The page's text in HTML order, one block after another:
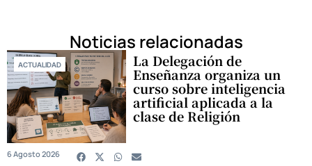
Noticias relacionadas
ACTUALIDAD La Delegación de
Enseñanza organiza un
curso sobre inteligencia
artificial aplicada a la
clase de Religión
6 Agosto 2026